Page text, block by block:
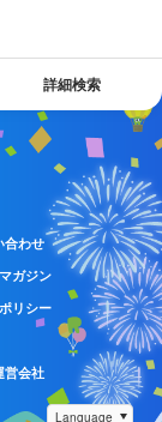
詳細検索
合わせ
ガジン
リシー
営会社